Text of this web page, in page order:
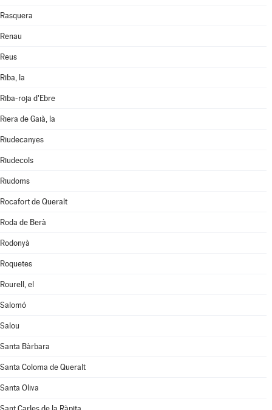
Rasquera
Renau
Reus
Riba, la
Riba-roja d'Ebre
Riera de Gaià, la
Riudecanyes
Riudecols
Riudoms
Rocafort de Queralt
Roda de Berà
Rodonyà
Roquetes
Rourell, el
Salomó
Salou
Santa Bàrbara
Santa Coloma de Queralt
Santa Oliva